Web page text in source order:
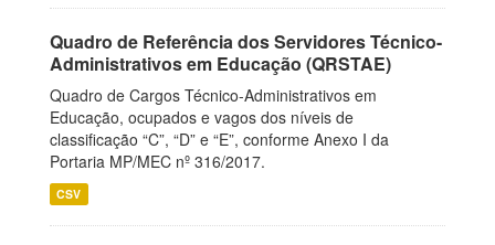
Quadro de Referência dos Servidores Técnico-
Administrativos em Educação (QRSTAE)
Quadro de Cargos Técnico-Administrativos em
Educação, ocupados e vagos dos níveis de
classificação “C”, “D” e “E”, conforme Anexo I da
Portaria MP/MEC nº 316/2017.
CSV